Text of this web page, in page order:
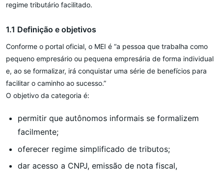
regime tributário facilitado.
1.1 Definição e objetivos
Conforme o portal oficial, o MEI é “a pessoa que trabalha como
pequeno empresário ou pequena empresária de forma individual
e, ao se formalizar, irá conquistar uma série de benefícios para
facilitar o caminho ao sucesso.”
O objetivo da categoria é:
permitir que autônomos informais se formalizem
facilmente;
oferecer regime simplificado de tributos;
dar acesso a CNPJ, emissão de nota fiscal,